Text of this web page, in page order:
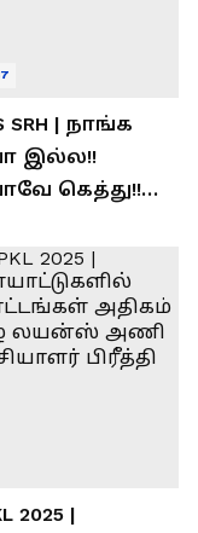
SRH | நாங்க
இல்ல!!
கெத்து!!
ரசிகர்கள்
2025 |